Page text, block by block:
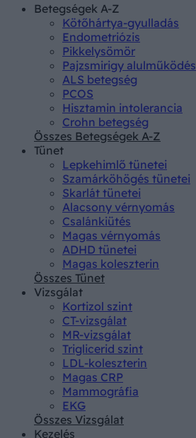
Betegségek A-Z
Kötőhártya-gyulladás
Endometriózis
Pikkelysömör
Pajzsmirigy alulműködés
ALS betegség
PCOS
Hisztamin intolerancia
Crohn betegség
Összes Betegségek A-Z
Tünet
Lepkehimlő tünetei
Szamárköhögés tünetei
Skarlát tünetei
Alacsony vérnyomás
Csalánkiütés
Magas vérnyomás
ADHD tünetei
Magas koleszterin
Összes Tünet
Vizsgálat
Kortizol szint
CT-vizsgálat
MR-vizsgálat
Triglicerid szint
LDL-koleszterin
Magas CRP
Mammográfia
EKG
Összes Vizsgálat
Kezelés